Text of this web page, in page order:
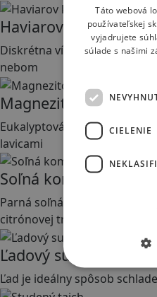
Haviarov kúpeľ
Diskrétna vírivka s tryskami,
nebom
Magnezitová baňa
Eukalyptová parná sauna s
lavicami
Soľná komora
Parná soľná sauna so
citrónovej trávy
Ľadový sud
Ľad je ideálny spôsob
Táto webová
používateľskej
vyjadrujete
súlade s našimi
CIELENIE